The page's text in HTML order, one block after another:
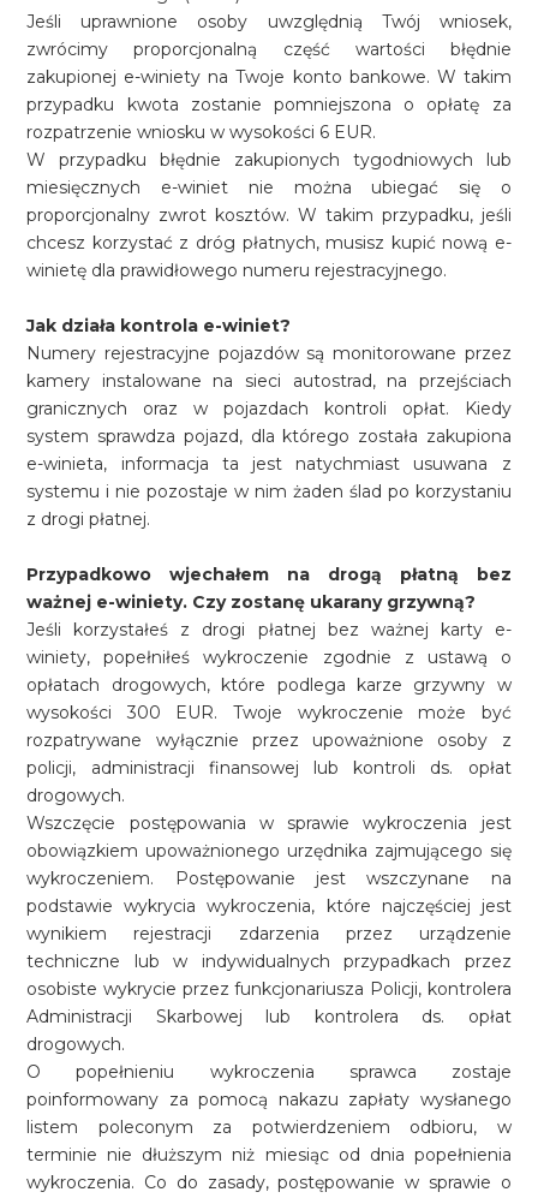
Jeśli uprawnione osoby uwzględnią Twój wniosek,
zwrócimy proporcjonalną część wartości błędnie
zakupionej e-winiety na Twoje konto bankowe. W takim
przypadku kwota zostanie pomniejszona o opłatę za
rozpatrzenie wniosku w wysokości 6 EUR.
W przypadku błędnie zakupionych tygodniowych lub
miesięcznych e-winiet nie można ubiegać się o
proporcjonalny zwrot kosztów. W takim przypadku, jeśli
chcesz korzystać z dróg płatnych, musisz kupić nową e-
winietę dla prawidłowego numeru rejestracyjnego.
Jak działa kontrola e-winiet?
Numery rejestracyjne pojazdów są monitorowane przez
kamery instalowane na sieci autostrad, na przejściach
granicznych oraz w pojazdach kontroli opłat. Kiedy
system sprawdza pojazd, dla którego została zakupiona
e-winieta, informacja ta jest natychmiast usuwana z
systemu i nie pozostaje w nim żaden ślad po korzystaniu
z drogi płatnej.
Przypadkowo wjechałem na drogą płatną bez
ważnej e-winiety. Czy zostanę ukarany grzywną?
Jeśli korzystałeś z drogi płatnej bez ważnej karty e-
winiety, popełniłeś wykroczenie zgodnie z ustawą o
opłatach drogowych, które podlega karze grzywny w
wysokości 300 EUR. Twoje wykroczenie może być
rozpatrywane wyłącznie przez upoważnione osoby z
policji, administracji finansowej lub kontroli ds. opłat
drogowych.
Wszczęcie postępowania w sprawie wykroczenia jest
obowiązkiem upoważnionego urzędnika zajmującego się
wykroczeniem. Postępowanie jest wszczynane na
podstawie wykrycia wykroczenia, które najczęściej jest
wynikiem rejestracji zdarzenia przez urządzenie
techniczne lub w indywidualnych przypadkach przez
osobiste wykrycie przez funkcjonariusza Policji, kontrolera
Administracji Skarbowej lub kontrolera ds. opłat
drogowych.
O popełnieniu wykroczenia sprawca zostaje
poinformowany za pomocą nakazu zapłaty wysłanego
listem poleconym za potwierdzeniem odbioru, w
terminie nie dłuższym niż miesiąc od dnia popełnienia
wykroczenia. Co do zasady, postępowanie w sprawie o